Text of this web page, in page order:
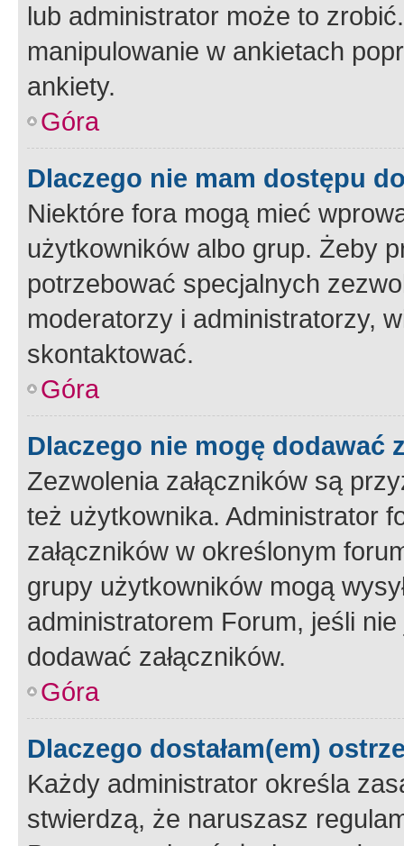
lub administrator może to
manipulowanie w ankietach
ankiety.
Góra
Dlaczego nie mam dostępu
Niektóre fora mogą mieć
użytkowników albo grup. Żeby
potrzebować specjalnych
moderatorzy i administratorzy,
skontaktować.
Góra
Dlaczego nie mogę dodawać
Zezwolenia załączników są
też użytkownika. Administrator
załączników w określonym
grupy użytkowników mogą
administratorem Forum, jeśli
dodawać załączników.
Góra
Dlaczego dostałam(em)
Każdy administrator określa
stwierdzą, że naruszasz